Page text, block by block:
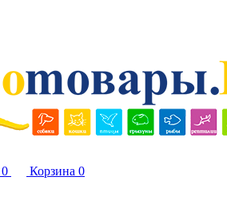
0 Корзина 0